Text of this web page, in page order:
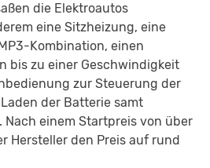
die Elektroautos
eine Sitzheizung, eine
Kombination, einen
bis zu einer Geschwindigkeit
zur Steuerung der
der Batterie samt
Nach einem Startpreis von über
Hersteller den Preis auf rund